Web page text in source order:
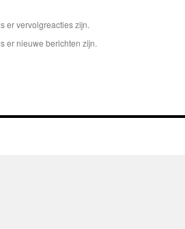
er vervolgreacties zijn.
er nieuwe berichten zijn.